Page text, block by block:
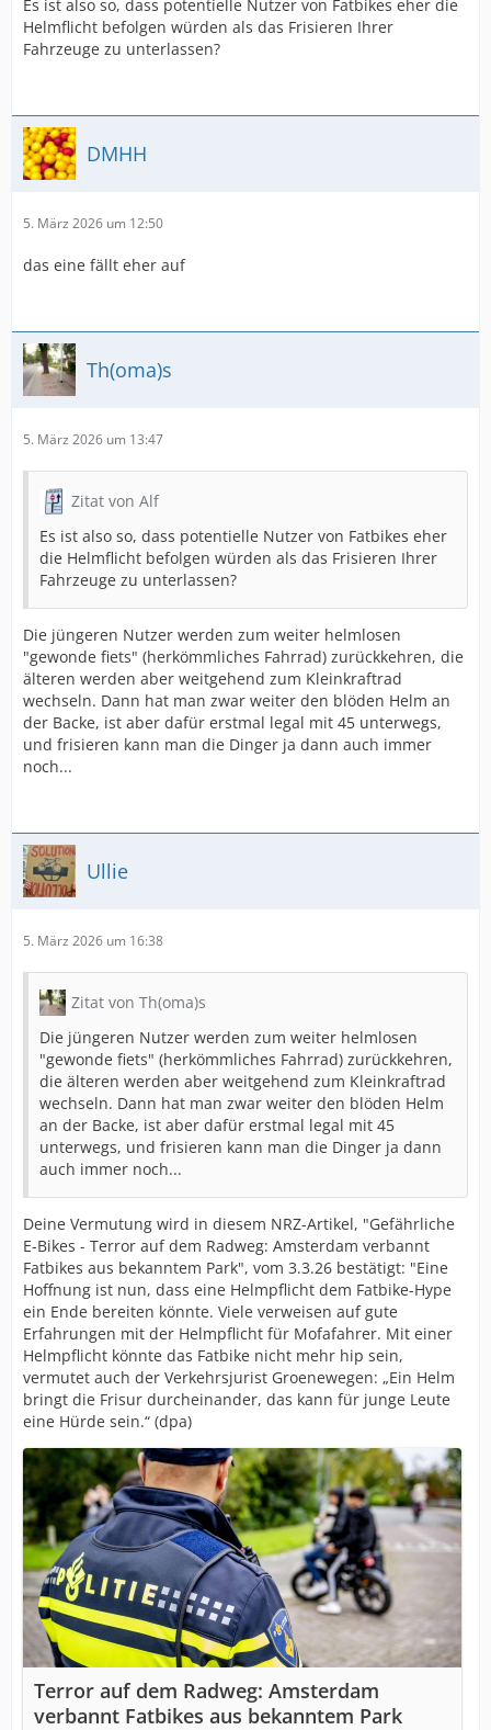
Es ist also so, dass potentielle Nutzer von Fatbikes eher die
Helmflicht befolgen würden als das Frisieren Ihrer
Fahrzeuge zu unterlassen?
DMHH
5. März 2026 um 12:50
das eine fällt eher auf
Th(oma)s
5. März 2026 um 13:47
Zitat von Alf
Es ist also so, dass potentielle Nutzer von Fatbikes eher
die Helmflicht befolgen würden als das Frisieren Ihrer
Fahrzeuge zu unterlassen?
Die jüngeren Nutzer werden zum weiter helmlosen
"gewonde fiets" (herkömmliches Fahrrad) zurückkehren, die
älteren werden aber weitgehend zum Kleinkraftrad
wechseln. Dann hat man zwar weiter den blöden Helm an
der Backe, ist aber dafür erstmal legal mit 45 unterwegs,
und frisieren kann man die Dinger ja dann auch immer
noch...
Ullie
5. März 2026 um 16:38
Zitat von Th(oma)s
Die jüngeren Nutzer werden zum weiter helmlosen
"gewonde fiets" (herkömmliches Fahrrad) zurückkehren,
die älteren werden aber weitgehend zum Kleinkraftrad
wechseln. Dann hat man zwar weiter den blöden Helm
an der Backe, ist aber dafür erstmal legal mit 45
unterwegs, und frisieren kann man die Dinger ja dann
auch immer noch...
Deine Vermutung wird in diesem NRZ-Artikel, "Gefährliche
E-Bikes - Terror auf dem Radweg: Amsterdam verbannt
Fatbikes aus bekanntem Park", vom 3.3.26 bestätigt: "Eine
Hoffnung ist nun, dass eine Helmpflicht dem Fatbike-Hype
ein Ende bereiten könnte. Viele verweisen auf gute
Erfahrungen mit der Helmpflicht für Mofafahrer. Mit einer
Helmpflicht könnte das Fatbike nicht mehr hip sein,
vermutet auch der Verkehrsjurist Groenewegen: „Ein Helm
bringt die Frisur durcheinander, das kann für junge Leute
eine Hürde sein.“ (dpa)
Terror auf dem Radweg: Amsterdam
verbannt Fatbikes aus bekanntem Park